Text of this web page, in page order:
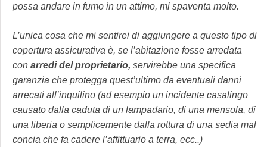
possa andare in fumo in un attimo, mi spaventa molto.
L’unica cosa che mi sentirei di aggiungere a questo tipo di
copertura assicurativa è, se l’abitazione fosse arredata
con arredi del proprietario, servirebbe una specifica
garanzia che protegga quest’ultimo da eventuali danni
arrecati all’inquilino (ad esempio un incidente casalingo
causato dalla caduta di un lampadario, di una mensola, di
una liberia o semplicemente dalla rottura di una sedia mal
concia che fa cadere l’affittuario a terra, ecc..)